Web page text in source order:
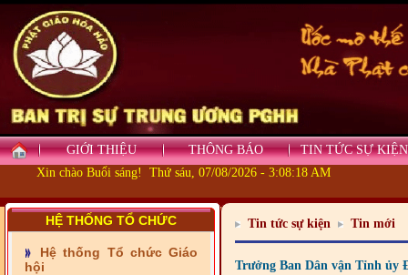
GIỚI THIỆU THÔNG BÁO
TIN TỨC SỰ KIỆN
Xin chào Buổi sáng! Thứ sáu, 07/08/2026 - 3:08:19 AM
HỆ THỐNG TỔ CHỨC
Hệ thống Tổ chức Giáo
hội
- Những tấm lòng thiện
nguyện vùng biên
- BAN TRỊ SỰ XÃ ĐẠI
TIẾP SỨC ĐẾN TRƯỜNG
Tin tức sự kiện Tin mới
Trưởng Ban Dân vận Tỉnh ủy